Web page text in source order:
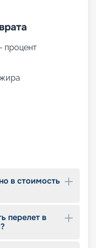
процент
в стоимость
перелет в